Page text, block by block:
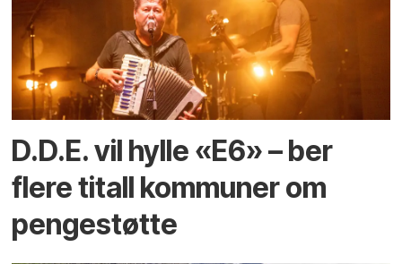
D.D.E. vil hylle «E6» – ber
flere titall kommuner om
pengestøtte